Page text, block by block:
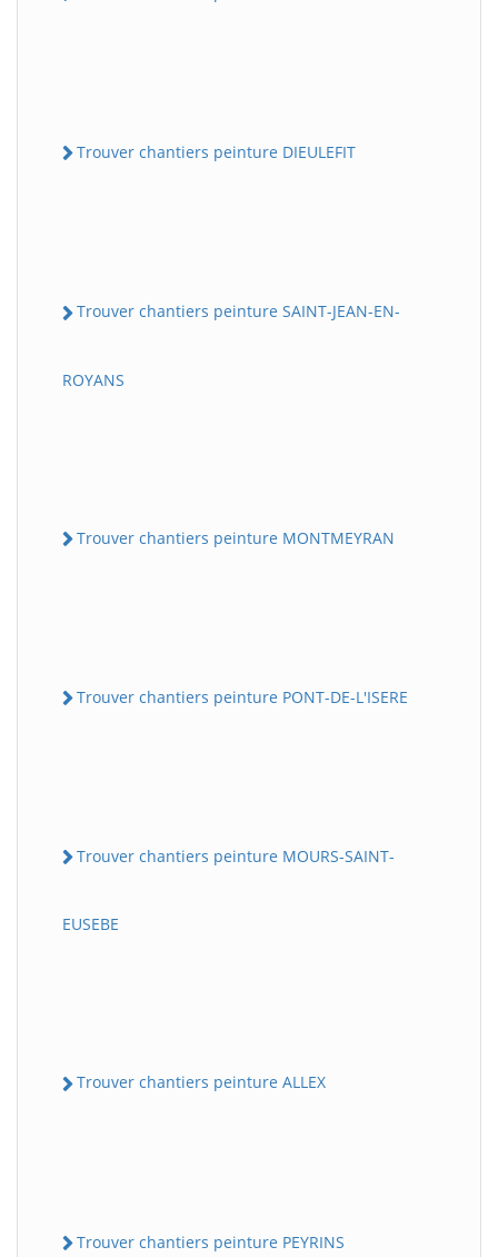
Trouver chantiers peinture DIEULEFIT
Trouver chantiers peinture SAINT-JEAN-EN-
ROYANS
Trouver chantiers peinture MONTMEYRAN
Trouver chantiers peinture PONT-DE-L'ISERE
Trouver chantiers peinture MOURS-SAINT-
EUSEBE
Trouver chantiers peinture ALLEX
Trouver chantiers peinture PEYRINS